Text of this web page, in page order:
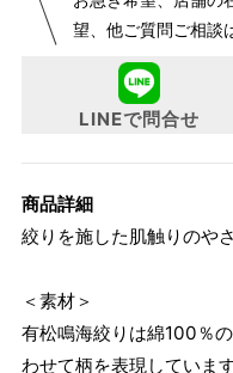
らよりお召しになりやす
について詳細をお知りに
望、他ご質問ご相談
LINEで問合せ
商品詳細
絞りを施した肌触りのや
＜素材＞
有松鳴海絞りは綿100％
わせて柄を表現していま